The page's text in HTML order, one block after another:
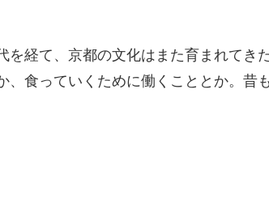
経て、京都の文化はまた育まれてき
食っていくために働くこととか。昔